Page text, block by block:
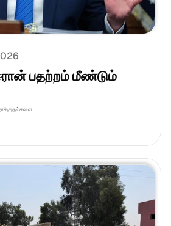
பதற்றம் மீண்டும்